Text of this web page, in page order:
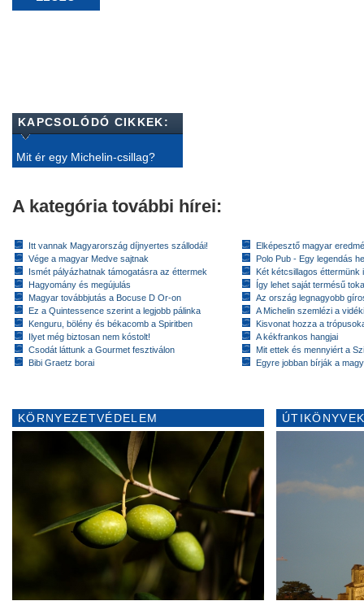
KAPCSOLÓDÓ CIKKEK:
Mit ér egy Michelin-csillag?
A kategória további hírei:
Itt vannak Magyarország díjnyertes szállodái!
Vége a magyar Medve sajtnak
Ismét pályázhatnak támogatásra az éttermek
Hagyomány és megújulás
Magyar továbbjutás a Bocuse D Or-on
Ez a Quintessence szerint a legjobb pálinka
Kenguru, bölény és békacomb a Spiritben
Ilyet még biztosan nem kóstolt!
Csodát láttunk a Gourmet fesztiválon
Bibi Graetz borai
Elképesztő magyar
Polo Pub - Egy legendás
Két kétcsillagos éttermünk
Így lehet saját termésű
Az ország legnagyobb
A Michelin szemlézi a
Kisvonat hozza a
A kékfrankos hangjai
Mit ettek és mennyiért a
Egyre jobban bírják a
KÖRNYEZETVÉDELEM